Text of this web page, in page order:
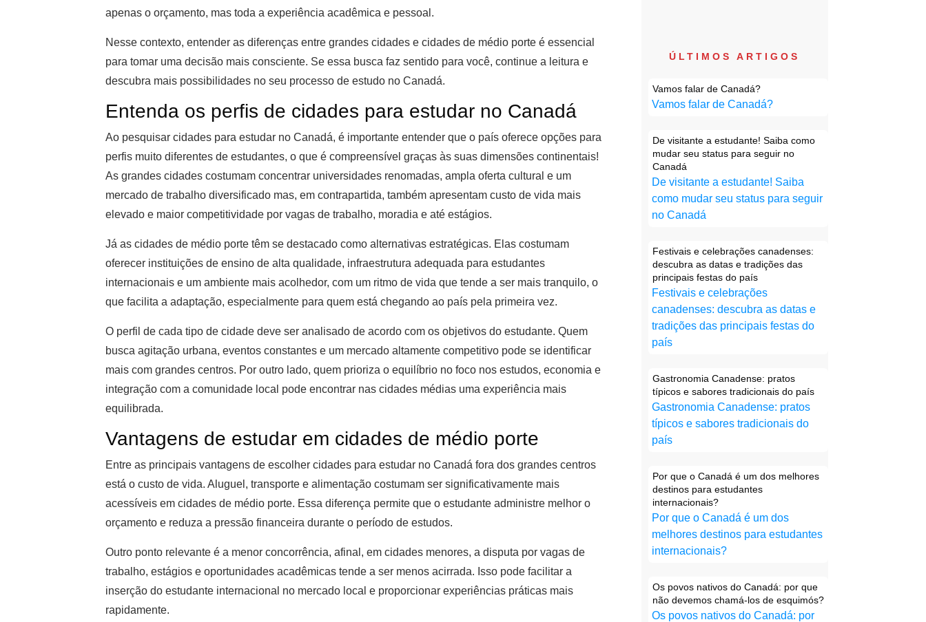
apenas o orçamento, mas toda a experiência acadêmica e pessoal.
Nesse contexto, entender as diferenças entre grandes cidades e cidades de médio porte é essencial
para tomar uma decisão mais consciente. Se essa busca faz sentido para você, continue a leitura e
descubra mais possibilidades no seu processo de estudo no Canadá.
Entenda os perfis de cidades para estudar no Canadá
Ao pesquisar cidades para estudar no Canadá, é importante entender que o país oferece opções para
perfis muito diferentes de estudantes, o que é compreensível graças às suas dimensões continentais!
As grandes cidades costumam concentrar universidades renomadas, ampla oferta cultural e um
mercado de trabalho diversificado mas, em contrapartida, também apresentam custo de vida mais
elevado e maior competitividade por vagas de trabalho, moradia e até estágios.
Já as cidades de médio porte têm se destacado como alternativas estratégicas. Elas costumam
oferecer instituições de ensino de alta qualidade, infraestrutura adequada para estudantes
internacionais e um ambiente mais acolhedor, com um ritmo de vida que tende a ser mais tranquilo, o
que facilita a adaptação, especialmente para quem está chegando ao país pela primeira vez.
O perfil de cada tipo de cidade deve ser analisado de acordo com os objetivos do estudante. Quem
busca agitação urbana, eventos constantes e um mercado altamente competitivo pode se identificar
mais com grandes centros. Por outro lado, quem prioriza o equilíbrio no foco nos estudos, economia e
integração com a comunidade local pode encontrar nas cidades médias uma experiência mais
equilibrada.
Vantagens de estudar em cidades de médio porte
Entre as principais vantagens de escolher cidades para estudar no Canadá fora dos grandes centros
está o custo de vida. Aluguel, transporte e alimentação costumam ser significativamente mais
acessíveis em cidades de médio porte. Essa diferença permite que o estudante administre melhor o
orçamento e reduza a pressão financeira durante o período de estudos.
Outro ponto relevante é a menor concorrência, afinal, em cidades menores, a disputa por vagas de
trabalho, estágios e oportunidades acadêmicas tende a ser menos acirrada. Isso pode facilitar a
inserção do estudante internacional no mercado local e proporcionar experiências práticas mais
rapidamente.
ÚLTIMOS ARTIGOS
Vamos falar de Canadá?
Vamos falar de Canadá?
De visitante a estudante! Saiba como
mudar seu status para seguir no
Canadá
De visitante a estudante! Saiba
como mudar seu status para seguir
no Canadá
Festivais e celebrações canadenses:
descubra as datas e tradições das
principais festas do país
Festivais e celebrações
canadenses: descubra as datas e
tradições das principais festas do
país
Gastronomia Canadense: pratos
típicos e sabores tradicionais do país
Gastronomia Canadense: pratos
típicos e sabores tradicionais do
país
Por que o Canadá é um dos melhores
destinos para estudantes
internacionais?
Por que o Canadá é um dos
melhores destinos para estudantes
internacionais?
Os povos nativos do Canadá: por que
não devemos chamá-los de esquimós?
Os povos nativos do Canadá: por